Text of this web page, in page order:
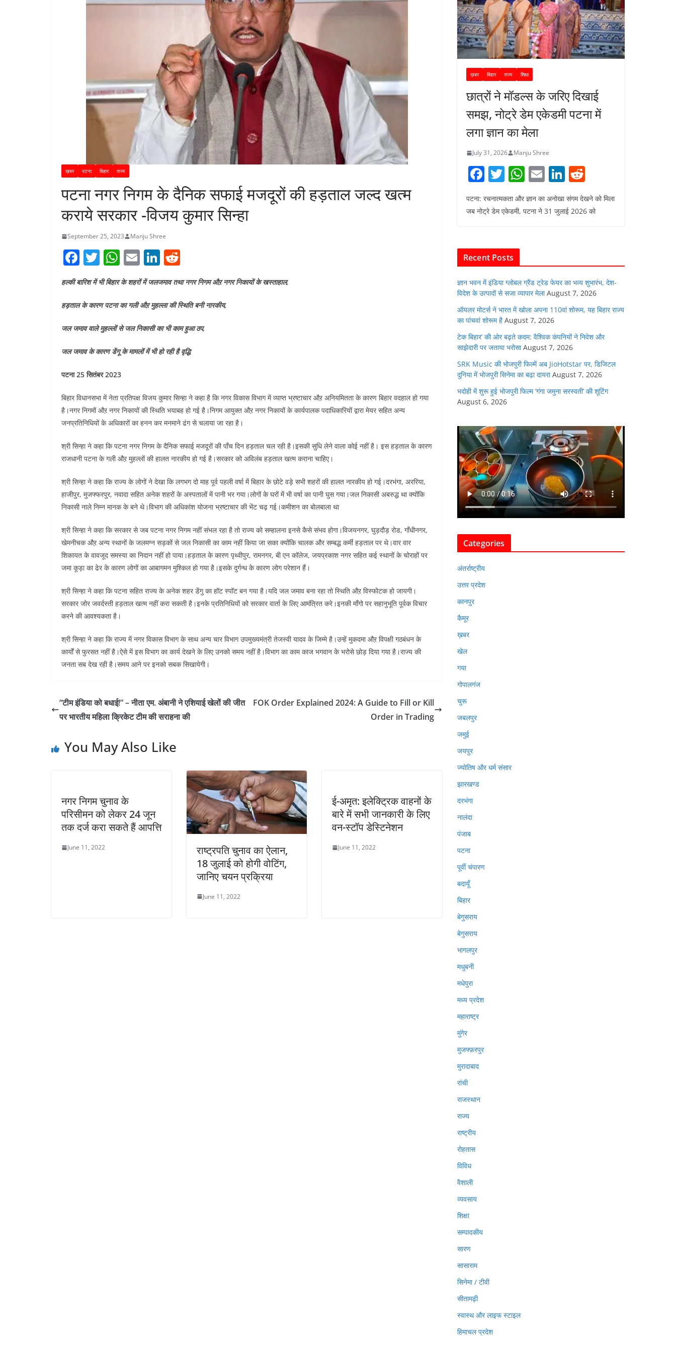
ख़बर पटना बिहार राज्य
पटना नगर निगम के दैनिक सफाई मजदूरों की हड़ताल जल्द खत्म
कराये सरकार -विजय कुमार सिन्हा
September 25, 2023 Manju Shree
F
a
c
e
b
o
o
k
T
w
itt
er
W
h
at
s
A
p
p
E
m
ai
l
Li
k
e
dI
n
d
di
t
हल्की बारिश में भी बिहार के शहरों में जलजमाव तथा नगर निगम औऱ नगर निकायों के खस्ताहाल,
हड़ताल के कारण पटना का गली औऱ मुहल्ला की स्थिति बनी नारकीय,
जल जमाव वाले मुहल्लों से जल निकासी का भी काम हुआ ठप,
जल जमाव के कारण डेंगू के मामलों में भी हो रही है वृद्धि
पटना 25 सितंबर 2023
बिहार विधानसभा में नेता प्रतिपक्ष विजय कुमार सिन्हा ने कहा है कि नगर विकास विभाग में व्याप्त भ्रष्टाचार औऱ अनियमितता के कारण बिहार वदहाल हो गया
है।नगर निगमों औऱ नगर निकायों की स्थिति भयाबह हो गई है।निगम आयुक्त औऱ नगर निकायों के कार्यपालक पदाधिकारियों द्वारा मेयर सहित अन्य
जनप्रतिनिधियों के अधिकारों का हनन कर मनमाने ढंग से चलाया जा रहा है।
श्री सिन्हा ने कहा कि पटना नगर निगम के दैनिक सफाई मजदूरों की पाँच दिन हड़ताल चल रही है।इसकी सुधि लेने वाला कोई नहीं है। इस हड़ताल के कारण
राजधानी पटना के गली औऱ मुहल्लों की हालत नारकीय हो गई है।सरकार को अविलंब हड़ताल खत्म कराना चाहिए।
श्री सिन्हा ने कहा कि राज्य के लोगों ने देखा कि लगभग दो माह पूर्व पहली वर्षा में बिहार के छोटे वड़े सभी शहरों की हालत नारकीय हो गई।दरभंगा, अररिया,
हाजीपुर, मुजफ्फरपुर, नवादा सहित अनेक शहरों के अस्पतालों में पानी भर गया।लोगों के घरों में भी वर्षा का पानी घुस गया।जल निकासी अबरुद्ध था क्योंकि
निकासी नाले निम्न मानक के बने थे।विभाग की अधिकांश योजना भ्रष्टाचार की भेंट चढ़ गई।कमीशन का बोलबाला था
श्री सिन्हा ने कहा कि सरकार से जब पटना नगर निगम नहीं संभल रहा है तो राज्य को सम्हालना इनसे कैसे संभव होगा।विजयनगर, घुड़दौड़ रोड, गाँधीनगर,
खेमनीचक औऱ अन्य स्थानों के जलमग्न सड़कों से जल निकासी का काम नहीं किया जा सका क्योंकि चालक और सम्बद्ध कर्मी हड़ताल पर थे।वार वार
शिकायत के वावजूद समस्या का निदान नहीं हो पाया।हड़ताल के कारण पृथ्वीपुर, रामनगर, बी एन कॉलेज, जयप्रकाश नगर सहित कई स्थानों के चोराहों पर
जमा कूड़ा का ढेर के कारण लोगों का आबागमन मुश्किल हो गया है।इसके दुर्गन्ध के कारण लोग परेशान हैं।
श्री सिन्हा ने कहा कि पटना सहित राज्य के अनेक शहर डेंगु का हॉट स्पॉट बन गया है।यदि जल जमाव बना रहा तो स्थिति औऱ विस्फोटक हो जायगी।
सरकार जोर जवर्दस्ती हड़ताल खत्म नहीं करा सकती है।इनके प्रतिनिधियों को सरकार वार्ता के लिए आमंत्रित करे।इनकी माँगो पर सहानुभूति पूर्वक विचार
करने की आवश्यकता है।
श्री सिन्हा ने कहा कि राज्य में नगर विकास विभाग के साथ अन्य चार विभाग उपमुख्यमंत्री तेजस्वी यादव के जिम्मे है।उन्हें मुकदमा औऱ विपक्षी गठबंधन के
कार्यों से फुरसत नहीं है।ऐसे में इस विभाग का कार्य देखने के लिए उनको समय नहीं है।विभाग का काम काज भगवान के भरोसे छोड़ दिया गया है।राज्य की
जनता सब देख रही है।समय आने पर इनको सबक सिखायेगी।
“टीम इंडिया को बधाई!” – नीता एम. अंबानी ने एशियाई खेलों की जीत
पर भारतीय महिला क्रिकेट टीम की सराहना की
FOK Order Explained 2024: A Guide to Fill or Kill
Order in Trading
You May Also Like
नगर निगम चुनाव के
परिसीमन को लेकर 24 जून
तक दर्ज करा सकते हैं आपत्ति
June 11, 2022
राष्ट्रपति चुनाव का ऐलान,
18 जुलाई को होगी वोटिंग,
जानिए चयन प्रक्रिया
June 11, 2022
ई-अमृत: इलेक्ट्रिक वाहनों के
बारे में सभी जानकारी के लिए
वन-स्टॉप डेस्टिनेशन
June 11, 2022
ख़बर बिहार राज्य शिक्षा
छात्रों ने मॉडल्स के जरिए दिखाई
समझ, नोट्रे डेम एकेडमी पटना में
लगा ज्ञान का मेला
July 31, 2026 Manju Shree
F
c
e
o
o
k
T
itt
W
at
p
E
m
ai
Li
n
k
e
e
d
पटना: रचनात्मकता और ज्ञान का अनोखा संगम देखने को मिला
जब नोट्रे डेम एकेडमी, पटना ने 31 जुलाई 2026 को
Recent Posts
ज्ञान भवन में इंडिया ग्लोबल ग्रैंड ट्रेड फेयर का भव्य शुभारंभ, देश-
विदेश के उत्पादों से सजा व्यापार मेला August 7, 2026
ऑयलर मोटर्स ने भारत में खोला अपना 110वां शोरूम, यह बिहार राज्य
का पांचवां शोरूम है August 7, 2026
टेक बिहार’ की ओर बढ़ते कदम: वैश्विक कंपनियों ने निवेश और
साझेदारी पर जताया भरोसा August 7, 2026
SRK Music की भोजपुरी फिल्में अब JioHotstar पर, डिजिटल
दुनिया में भोजपुरी सिनेमा का बढ़ा दायरा August 7, 2026
भदोही में शुरू हुई भोजपुरी फिल्म ‘गंगा जमुना सरस्वती’ की शूटिंग
August 6, 2026
Categories
अंतर्राष्ट्रीय
उत्तर प्रदेश
कानपुर
कैमूर
ख़बर
खेल
गया
गोपालगंज
चुरू
जबलपुर
जमुई
जयपुर
ज्योतिष और धर्म संसार
झारखण्ड
दरभंगा
नालंदा
पंजाब
पटना
पूर्वी चंपारण
बदायूँ
बिहार
बेगुसराय
बेगुसराय
भागलपुर
मधुबनी
मधेपुरा
मध्य प्रदेश
महाराष्ट्र
मुंगेर
मुजफ्फ़रपुर
मुरादाबाद
रांची
राजस्थान
राज्य
राष्ट्रीय
रोहतास
विविध
वैशाली
व्यवसाय
शिक्षा
सम्पादकीय
सारण
सासाराम
सिनेमा / टीवी
सीतामढ़ी
स्वास्थ और लाइफ स्टाइल
हिमाचल प्रदेश